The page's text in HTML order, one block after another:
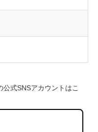
式SNSアカウントはこ